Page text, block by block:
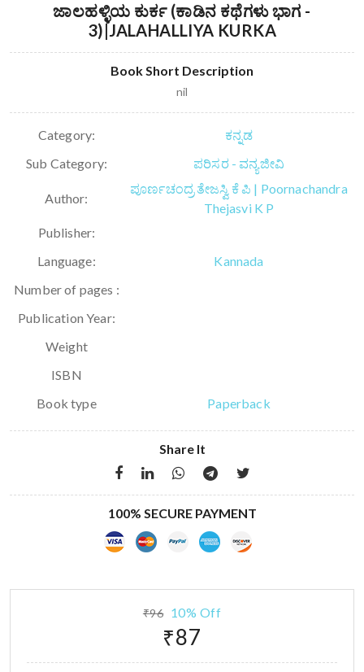
ಜಾಲಹಳ್ಳಿಯ ಕುರ್ಕ (ಕಾಡಿನ ಕಥೆಗಳು ಭಾಗ -
3)|JALAHALLIYA KURKA
Book Short Description
nil
Category:
ಕನ್ನಡ
Sub Category:
ಪರಿಸರ - ವನ್ಯಜೀವಿ
Author:
ಪೂರ್ಣಚಂದ್ರ ತೇಜಸ್ವಿ ಕೆ ಪಿ | Poornachandra
Thejasvi K P
Publisher:
Language:
Kannada
Number of pages :
Publication Year:
Weight
ISBN
Book type
Paperback
Share It
100% SECURE PAYMENT
₹96 10% Off
₹87